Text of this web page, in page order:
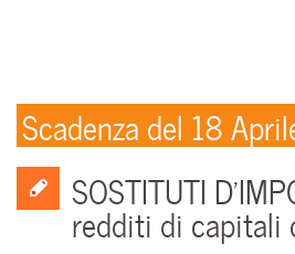
Scadenza del 18
SOSTITUTI
redditi di capitali